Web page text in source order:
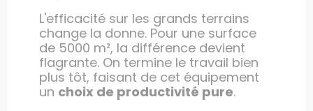
L'efficacité sur les grands terrains
change la donne. Pour une surface
de 5000 m², la différence devient
flagrante. On termine le travail bien
plus tôt, faisant de cet équipement
un choix de productivité pure.